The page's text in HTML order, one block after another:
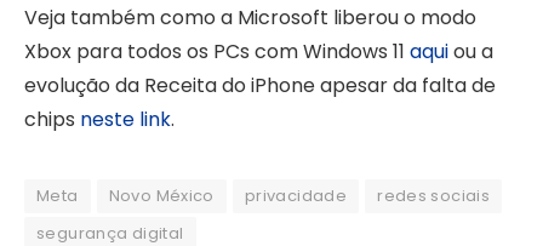
Veja também como a Microsoft liberou o modo
Xbox para todos os PCs com Windows 11 aquiou a
evolução da Receita do iPhone apesar da falta de
chips neste link.
Meta Novo México privacidade
redes sociais
segurança digital